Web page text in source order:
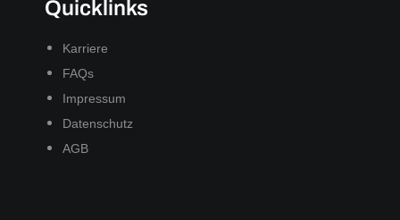
Quicklinks
Karriere
FAQs
Impressum
Datenschutz
AGB